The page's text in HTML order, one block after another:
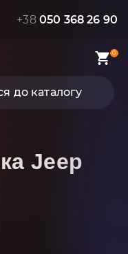
+38 050 368 26 90
0
до каталогу
Jeep